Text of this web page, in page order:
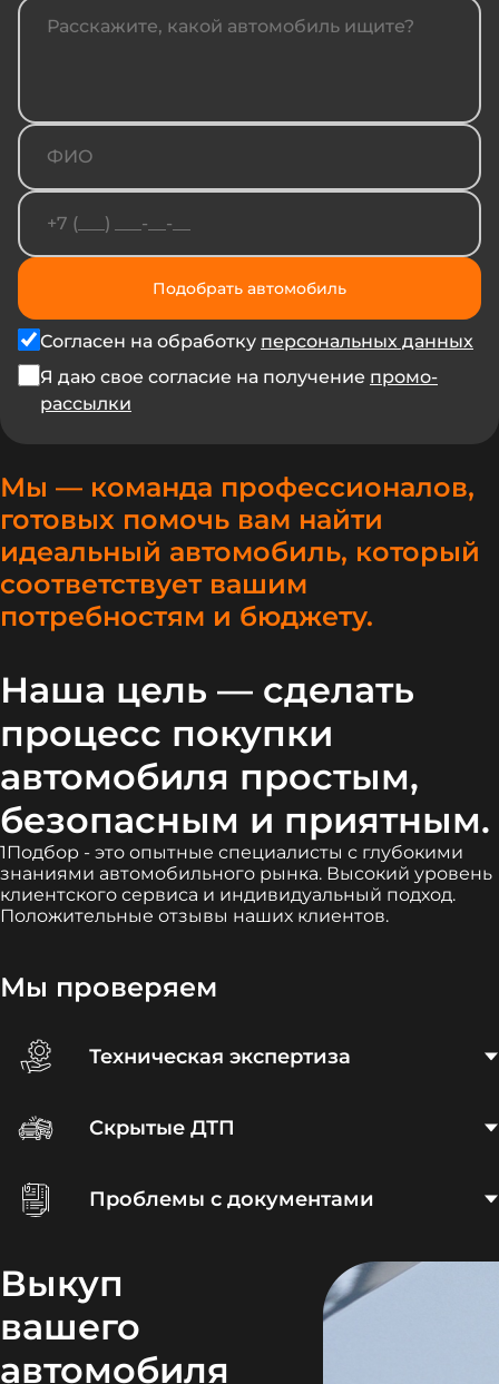
Подобрать автомобиль
Согласен на обработку персональных данных
Я даю свое согласие на получение промо-
рассылки
Мы — команда профессионалов,
готовых помочь вам найти
идеальный автомобиль, который
соответствует вашим
потребностям и бюджету.
Наша цель — сделать
процесс покупки
автомобиля простым,
безопасным и приятным.
1Подбор - это опытные специалисты с глубокими
знаниями автомобильного рынка. Высокий уровень
клиентского сервиса и индивидуальный подход.
Положительные отзывы наших клиентов.
Мы проверяем
Техническая экспертиза
Скрытые ДТП
Проблемы с документами
Выкуп
вашего
автомобиля